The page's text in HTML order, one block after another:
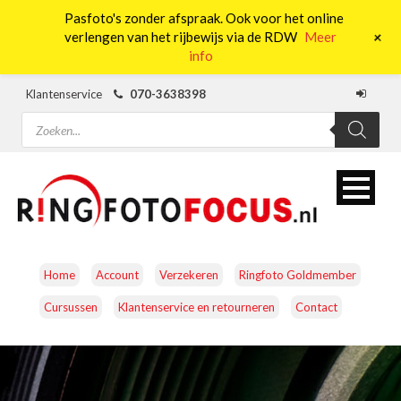
Klantenservice
070-3638398
Producten
zoeken
Home Account Verzekeren Ringfoto Goldmember
Cursussen Klantenservice en retourneren Contact
CAMERA’S OBJECTIEVEN ACCESSOIRES
Pasfoto's zonder afspraak. Ook voor het online
verlengen van het rijbewijs via de RDW Meer
info
+